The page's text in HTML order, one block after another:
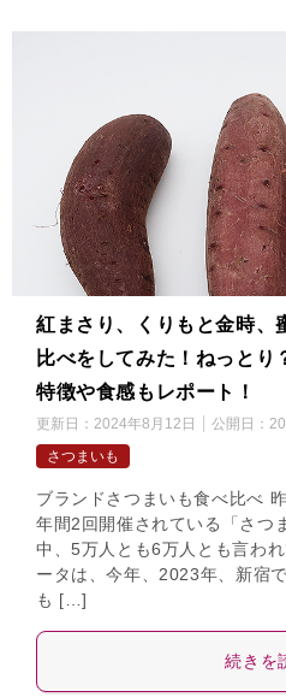
紅まさり、くりもと金時、
比べをしてみた！ねっとり
特徴や食感もレポート！
更新日： 2024年8月12日 公開日：
さつまいも
ブランドさつまいも食べ比べ
年間2回開催されている「さつ
中、5万人とも6万人とも言わ
ータは、今年、2023年、新宿
も […]
続きを